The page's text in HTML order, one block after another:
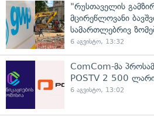
"რუსთაველის
მცირეწლოვანი
სამართლებრივ
6 აგვისტო, 13:32
ComCom-მა
POSTV 2 500
6 აგვისტო, 13:02